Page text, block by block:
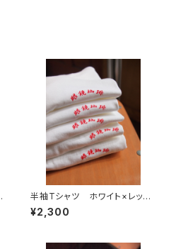
半袖Tシャツ ホワイト×レッ
ド 眼鏡珈琲
¥2,300